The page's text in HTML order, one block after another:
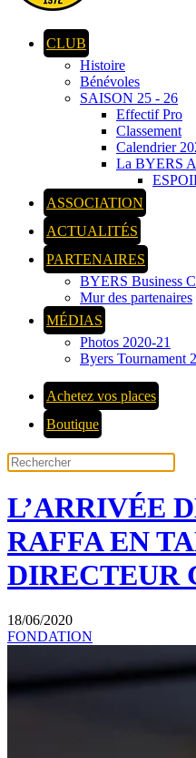
CLUB
Histoire
Bénévoles
SAISON 25 - 26
Effectif Pro
Classement
Calendrier
La BYERS
ASSOCIATION
ACTUALITÉS
PARTENAIRES
BYERS Business
Mur des partenaires
MÉDIAS
Photos 2020-21
Byers Tournament
Achetez vos places
Boutique
L’ARRIVÉE
RAFFA EN
DIRECTEUR
18/06/2020
FONDATION